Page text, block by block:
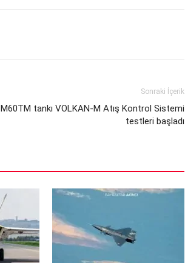
Sonraki İçerik
M60TM tankı VOLKAN-M Atış Kontrol Sistemi
testleri başladı